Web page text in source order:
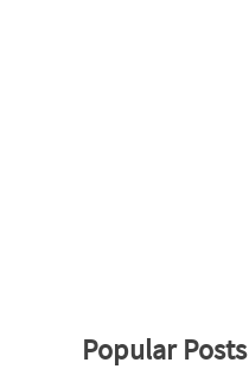
Popular Posts